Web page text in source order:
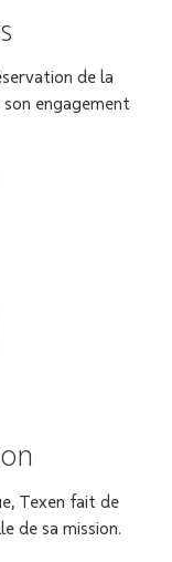
de la
son engagement
Texen fait de
de sa mission.